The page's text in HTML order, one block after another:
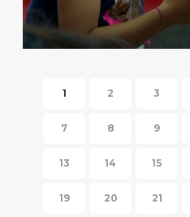
1 2 3
7 8 9
13 14 15
19 20 21